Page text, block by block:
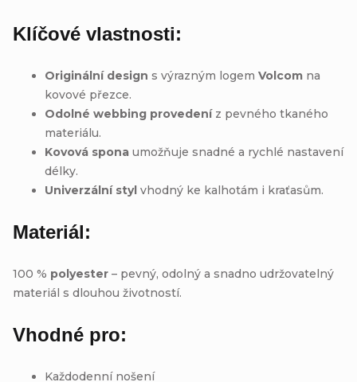
Klíčové vlastnosti:
Originální design s výrazným logem Volcom na
kovové přezce.
Odolné webbing provedeníz pevného tkaného
materiálu.
Kovová spona umožňuje snadné a rychlé nastavení
délky.
Univerzální styl vhodný ke kalhotám i kraťasům.
Materiál:
100 % polyester – pevný, odolný a snadno udržovatelný
materiál s dlouhou životností.
Vhodné pro:
Každodenní nošení